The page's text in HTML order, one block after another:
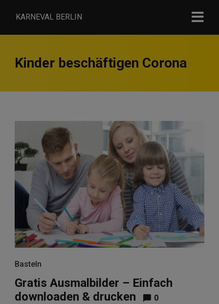
KARNEVAL BERLIN
Kinder beschäftigen Corona
Basteln
Gratis Ausmalbilder – Einfach
downloaden & drucken
0